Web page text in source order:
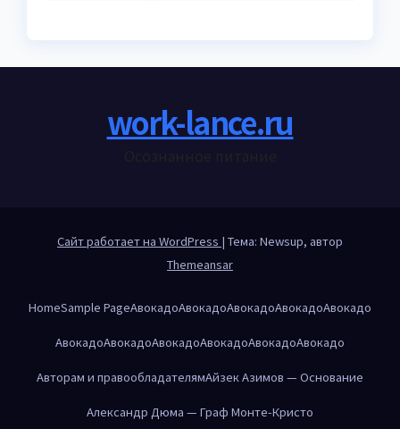
work-lance.ru
Сайт работает на WordPress | Тема: Newsup, автор
Themeansar
HomeSample PageАвокадоАвокадоАвокадоАвокадоАвокадо
АвокадоАвокадоАвокадоАвокадоАвокадоАвокадо
Авторам и правообладателямАйзек Азимов — Основание
Александр Дюма — Граф Монте-Кристо